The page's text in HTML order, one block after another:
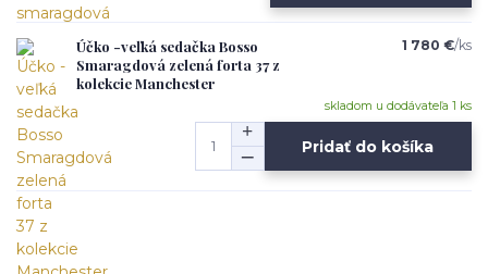
Účko -veľká sedačka Bosso
Smaragdová zelená forta 37 z
kolekcie Manchester
1 780 €/ks
skladom u dodávateľa 1 ks
Pridať do košíka